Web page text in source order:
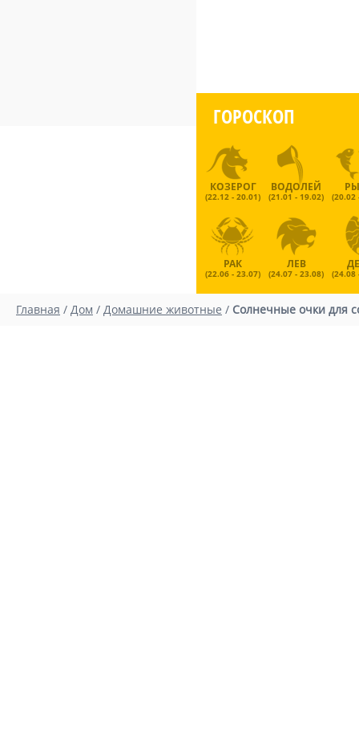
ГОРОСКОП
КОЗЕРОГ
(22.12 - 20.01)
ВОДОЛЕЙ
(21.01 - 19.02) (20.02
РАК
(22.06 - 23.07)
ЛЕВ
(24.07 - 23.08) (24.08
Главная / Дом / Домашние животные / Солнечные очки для